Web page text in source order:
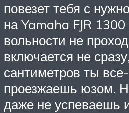
повезет тебя с
на Yamaha FJR 1300
вольности не
включается не
сантиметров ты
проезжаешь юзом.
даже не успеваешь